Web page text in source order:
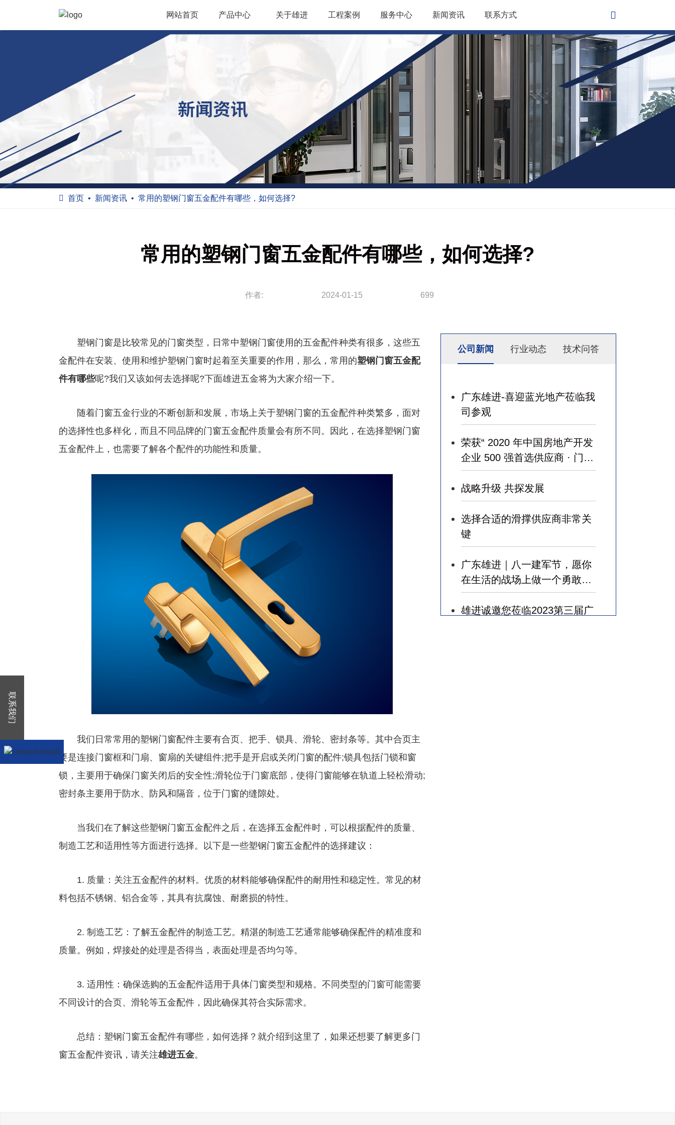
网站首页 产品中心 关于雄进 工程案例 服务中心 新闻资讯 联系方式
首页 新闻资讯 常用的塑钢门窗五金配件有哪些，如何选择?
常用的塑钢门窗五金配件有哪些，如何选择?
作者: 2024-01-15 699
塑钢门窗是比较常见的门窗类型，日常中塑钢门窗使用的五金配件种类有很多，这些五
金配件在安装、使用和维护塑钢门窗时起着至关重要的作用，那么，常用的塑钢门窗五金配
件有哪些呢?我们又该如何去选择呢?下面雄进五金将为大家介绍一下。
随着门窗五金行业的不断创新和发展，市场上关于塑钢门窗的五金配件种类繁多，面对
的选择性也多样化，而且不同品牌的门窗五金配件质量会有所不同。因此，在选择塑钢门窗
五金配件上，也需要了解各个配件的功能性和质量。
我们日常常用的塑钢门窗配件主要有合页、把手、锁具、滑轮、密封条等。其中合页主
要是连接门窗框和门扇、窗扇的关键组件;把手是开启或关闭门窗的配件;锁具包括门锁和窗
锁，主要用于确保门窗关闭后的安全性;滑轮位于门窗底部，使得门窗能够在轨道上轻松滑动;
密封条主要用于防水、防风和隔音，位于门窗的缝隙处。
当我们在了解这些塑钢门窗五金配件之后，在选择五金配件时，可以根据配件的质量、
制造工艺和适用性等方面进行选择。以下是一些塑钢门窗五金配件的选择建议：
1. 质量：关注五金配件的材料。优质的材料能够确保配件的耐用性和稳定性。常见的材
料包括不锈钢、铝合金等，其具有抗腐蚀、耐磨损的特性。
2. 制造工艺：了解五金配件的制造工艺。精湛的制造工艺通常能够确保配件的精准度和
质量。例如，焊接处的处理是否得当，表面处理是否均匀等。
3. 适用性：确保选购的五金配件适用于具体门窗类型和规格。不同类型的门窗可能需要
不同设计的合页、滑轮等五金配件，因此确保其符合实际需求。
总结：塑钢门窗五金配件有哪些，如何选择？就介绍到这里了，如果还想要了解更多门
窗五金配件资讯，请关注雄进五金。
公司新闻 行业动态 技术问答
广东雄进-喜迎蓝光地产莅临我
司参观
荣获“ 2020 年中国房地产开发
企业 500 强首选供应商 · 门窗
五金类 ”
战略升级 共探发展
选择合适的滑撑供应商非常关
键
广东雄进｜八一建军节，愿你
在生活的战场上做一个勇敢的
军人，赢得幸福！
雄进诚邀您莅临2023第三届广
联系我们